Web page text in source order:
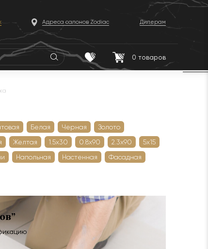
Адреса салонов Zodiac Дилерам
0 товаров
Белая Черная
Золото
Желтая 1.5х30 0.8х90 2.3х90
5х15
Напольная Настенная
Фасадная